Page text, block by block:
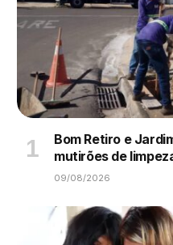
Bom Retiro e
mutirões de
09/08/2026